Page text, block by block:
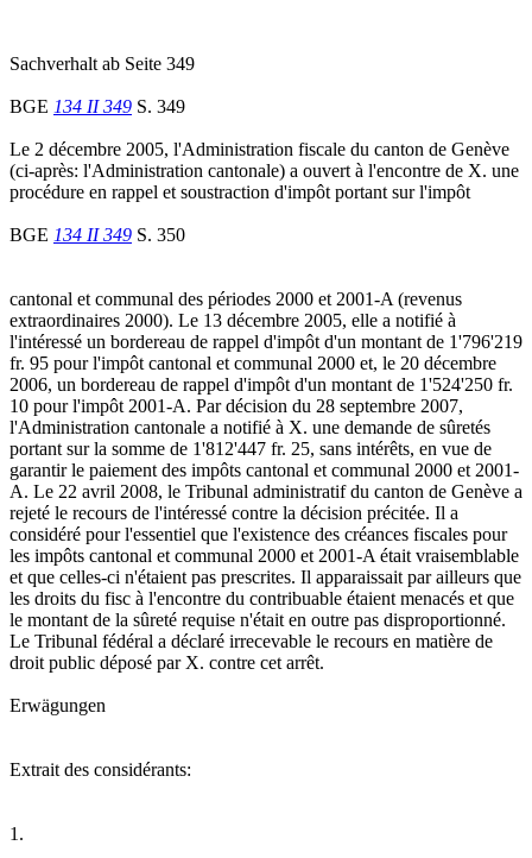
Sachverhalt ab Seite 349
BGE 134 II 349 S. 349
Le 2 décembre 2005, l'Administration fiscale du canton de Genève
(ci-après: l'Administration cantonale) a ouvert à l'encontre de X. une
procédure en rappel et soustraction d'impôt portant sur l'impôt
BGE 134 II 349 S. 350
cantonal et communal des périodes 2000 et 2001-A (revenus
extraordinaires 2000). Le 13 décembre 2005, elle a notifié à
l'intéressé un bordereau de rappel d'impôt d'un montant de 1'796'219
fr. 95 pour l'impôt cantonal et communal 2000 et, le 20 décembre
2006, un bordereau de rappel d'impôt d'un montant de 1'524'250 fr.
10 pour l'impôt 2001-A. Par décision du 28 septembre 2007,
l'Administration cantonale a notifié à X. une demande de sûretés
portant sur la somme de 1'812'447 fr. 25, sans intérêts, en vue de
garantir le paiement des impôts cantonal et communal 2000 et 2001-
A. Le 22 avril 2008, le Tribunal administratif du canton de Genève a
rejeté le recours de l'intéressé contre la décision précitée. Il a
considéré pour l'essentiel que l'existence des créances fiscales pour
les impôts cantonal et communal 2000 et 2001-A était vraisemblable
et que celles-ci n'étaient pas prescrites. Il apparaissait par ailleurs que
les droits du fisc à l'encontre du contribuable étaient menacés et que
le montant de la sûreté requise n'était en outre pas disproportionné.
Le Tribunal fédéral a déclaré irrecevable le recours en matière de
droit public déposé par X. contre cet arrêt.
Erwägungen
Extrait des considérants:
1.